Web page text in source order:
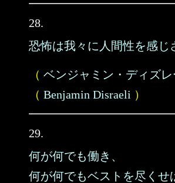
28.
恐怖は我々に人間性を感じ
（ ベンジャミン・ディズレ
（ Benjamin Disraeli ）
29.
何が何でも働き、
何が何でもベストを尽くせ